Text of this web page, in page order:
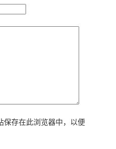
保存在此浏览器中，以便